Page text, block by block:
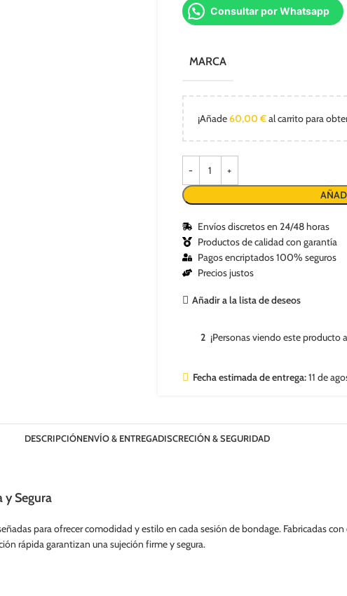
Consultar por Whatsapp
MARCA
¡Añade60,00 €al carrito para
Envíos discretos en 24/48 horas
Productos de calidad con garantía
Pagos encriptados 100% seguros
Precios justos
Añadir a la lista de deseos
2 ¡Personas viendo este producto
Fecha estimada de entrega:11 de
DESCRIPCIÓNENVÍO & ENTREGADISCRECIÓN & SEGURIDAD
y Segura
para ofrecer comodidad y estilo en cada sesión de bondage. Fabricadas
rápida garantizan una sujeción firme y segura.